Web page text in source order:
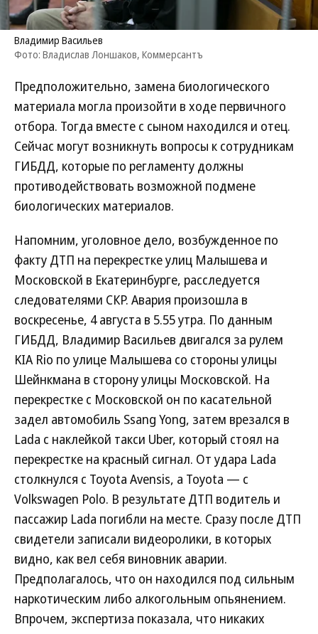
Владимир Васильев
Фото: Владислав Лоншаков, Коммерсантъ
Предположительно, замена биологического
материала могла произойти в ходе первичного
отбора. Тогда вместе с сыном находился и отец.
Сейчас могут возникнуть вопросы к сотрудникам
ГИБДД, которые по регламенту должны
противодействовать возможной подмене
биологических материалов.
Напомним, уголовное дело, возбужденное по
факту ДТП на перекрестке улиц Малышева и
Московской в Екатеринбурге, расследуется
следователями СКР. Авария произошла в
воскресенье, 4 августа в 5.55 утра. По данным
ГИБДД, Владимир Васильев двигался за рулем
KIA Rio по улице Малышева со стороны улицы
Шейнкмана в сторону улицы Московской. На
перекрестке с Московской он по касательной
задел автомобиль Ssang Yong, затем врезался в
Lada с наклейкой такси Uber, который стоял на
перекрестке на красный сигнал. От удара Lada
столкнулся с Toyota Avensis, а Toyota — с
Volkswagen Polo. В результате ДТП водитель и
пассажир Lada погибли на месте. Сразу после ДТП
свидетели записали видеоролики, в которых
видно, как вел себя виновник аварии.
Предполагалось, что он находился под сильным
наркотическим либо алкогольным опьянением.
Впрочем, экспертиза показала, что никаких